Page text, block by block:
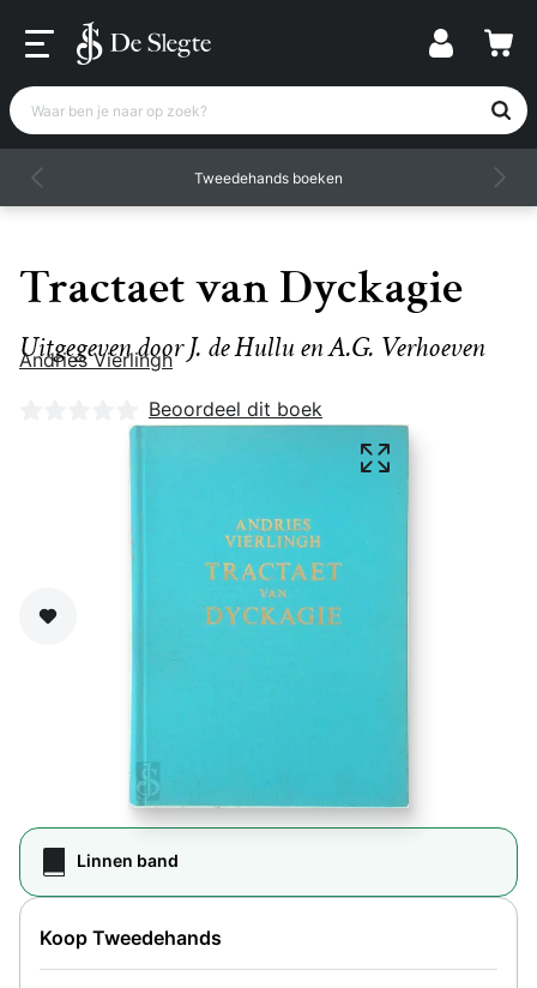
Waar ben je naar op zoek?
Tweedehands boeken
Tractaet van Dyckagie
Uitgegeven door J. de Hullu en A.G. Verhoeven
Andries Vierlingh
Nog geen beoordelingen
Beoordeel dit boek
Linnen band
Koop Tweedehands